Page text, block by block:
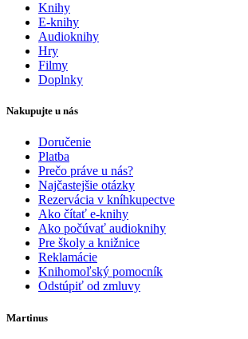
Knihy
E-knihy
Audioknihy
Hry
Filmy
Doplnky
Nakupujte u nás
Doručenie
Platba
Prečo práve u nás?
Najčastejšie otázky
Rezervácia v kníhkupectve
Ako čítať e-knihy
Ako počúvať audioknihy
Pre školy a knižnice
Reklamácie
Knihomoľský pomocník
Odstúpiť od zmluvy
Martinus